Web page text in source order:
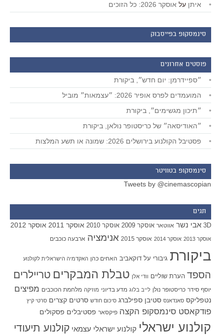
איתן על אוסקר 2026: כל הזוכים
סינמסקופ בפייסבוק
פוסטים אחרונים
״ספיידרמן: יום חדש״, ביקורת
המועמדים לפרס אופיר 2026: ״עצמאות״ מוביל
״תיכון מגשימים״, ביקורת
״האודיסאה״ של כריסטופר נולאן, ביקורת
פסטיבל הקולנוע בירושלים 2026: שמונה או תשע המלצות
סינמסקופ בטוויטר
Tweets by @cinemascopian
תגים
3D אבי נשר אווטאר אוסקר 2009 אוסקר 2010 אוסקר 2011 אוסקר 2012
אוסקר 2013 אוסקר 2014 אוסקר 2015 אנימציה ארבעה כוכבים
ביקורת גיבורי על דוקאביב האחים כהן האקדמיה הישראלית לקולנוע
הספד הערת שוליים וודי אלן טבלת המבקרים טריילרים
יוסף סידר כריסטופר נולן לייב בלוג מדע בדיוני מוזיקה מלחמת הכוכבים מפיצים
נטפליקס סאנדאנס סטיבן ספילברג סיכום חודש סרטים קצרים סרטי קיץ
פודקאסט סינמסקופ הקצה פיקסאר פסטיבלים פסקולים
קולנוע ישראלי קולנוע ישראלי עצמאי קולנוע תיעודי